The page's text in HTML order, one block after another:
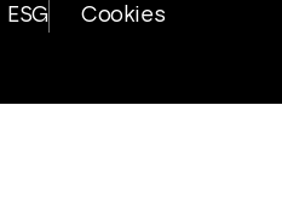
ESG
Cookies